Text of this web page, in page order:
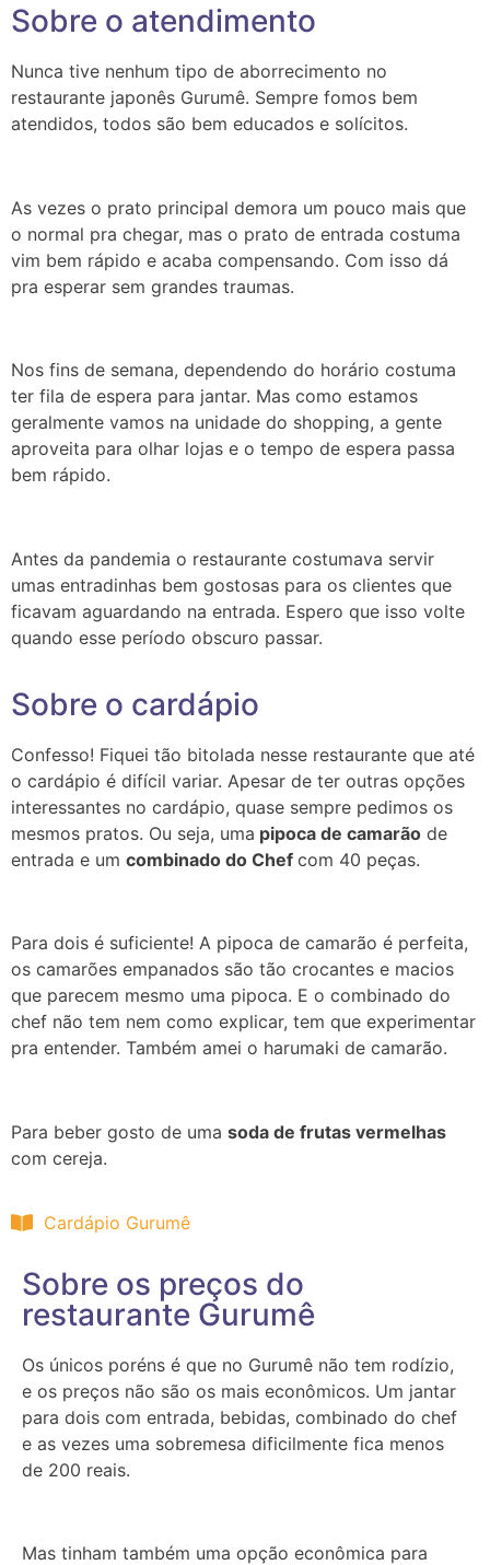
Sobre o atendimento
Nunca tive nenhum tipo de aborrecimento no
restaurante japonês Gurumê. Sempre fomos bem
atendidos, todos são bem educados e solícitos.
As vezes o prato principal demora um pouco mais que
o normal pra chegar, mas o prato de entrada costuma
vim bem rápido e acaba compensando. Com isso dá
pra esperar sem grandes traumas.
Nos fins de semana, dependendo do horário costuma
ter fila de espera para jantar. Mas como estamos
geralmente vamos na unidade do shopping, a gente
aproveita para olhar lojas e o tempo de espera passa
bem rápido.
Antes da pandemia o restaurante costumava servir
umas entradinhas bem gostosas para os clientes que
ficavam aguardando na entrada. Espero que isso volte
quando esse período obscuro passar.
Sobre o cardápio
Confesso! Fiquei tão bitolada nesse restaurante que até
o cardápio é difícil variar. Apesar de ter outras opções
interessantes no cardápio, quase sempre pedimos os
mesmos pratos. Ou seja, uma pipoca de camarão de
entrada e um combinado do Chef com 40 peças.
Para dois é suficiente! A pipoca de camarão é perfeita,
os camarões empanados são tão crocantes e macios
que parecem mesmo uma pipoca. E o combinado do
chef não tem nem como explicar, tem que experimentar
pra entender. Também amei o harumaki de camarão.
Para beber gosto de uma soda de frutas vermelhas
com cereja.
Cardápio Gurumê
Sobre os preços do
restaurante Gurumê
Os únicos poréns é que no Gurumê não tem rodízio,
e os preços não são os mais econômicos. Um jantar
para dois com entrada, bebidas, combinado do chef
e as vezes uma sobremesa dificilmente fica menos
de 200 reais.
Mas tinham também uma opção econômica para